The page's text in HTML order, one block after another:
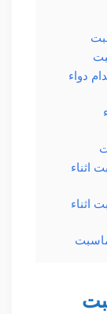
دواء
اثناء
اثناء